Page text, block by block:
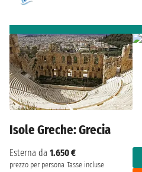
Isole Greche: Grecia
Esterna da 1.650 €
prezzo per persona Tasse incluse